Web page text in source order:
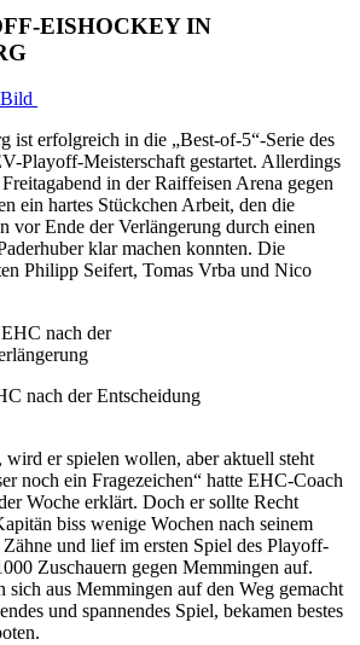
EISHOCKEY IN
Bild
ist erfolgreich in die „Best-of-5“-Serie des
Playoff-Meisterschaft gestartet. Allerdings
in der Raiffeisen Arena gegen
ein hartes Stückchen Arbeit, den die
vor Ende der Verlängerung durch einen
klar machen konnten. Die
Philipp Seifert, Tomas Vrba und Nico
nach der Entscheidung
wird er spielen wollen, aber aktuell steht
noch ein Fragezeichen“ hatte EHC-Coach
Woche erklärt. Doch er sollte Recht
biss wenige Wochen nach seinem
und lief im ersten Spiel des Playoff-
Zuschauern gegen Memmingen auf.
sich aus Memmingen auf den Weg gemacht
und spannendes Spiel, bekamen bestes